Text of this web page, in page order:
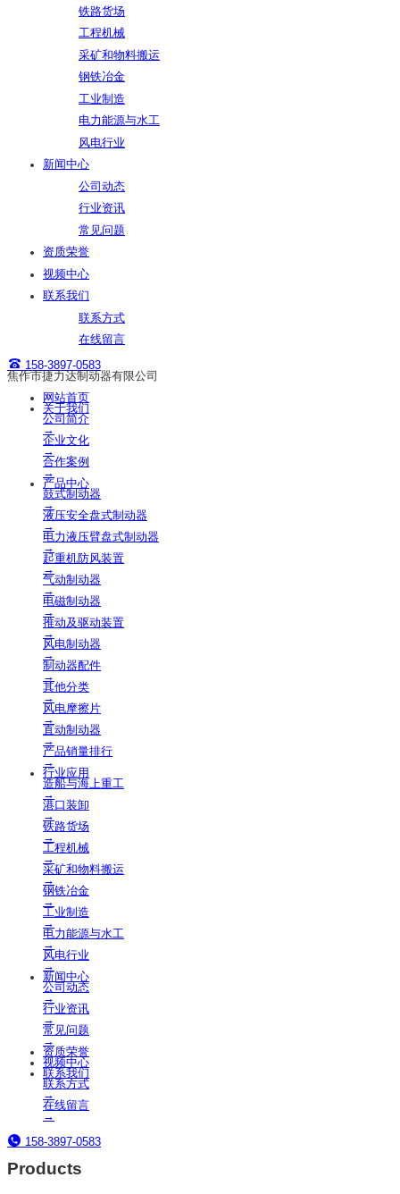
铁路货场
工程机械
采矿和物料搬运
钢铁冶金
工业制造
电力能源与水工
风电行业
新闻中心
公司动态
行业资讯
常见问题
资质荣誉
视频中心
联系我们
联系方式
在线留言
158-3897-0583
焦作市捷力达制动器有限公司
网站首页
关于我们
公司简介
→
企业文化
→
合作案例
→
产品中心
鼓式制动器
→
液压安全盘式制动器
→
电力液压臂盘式制动器
→
起重机防风装置
→
气动制动器
→
电磁制动器
→
推动及驱动装置
→
风电制动器
→
制动器配件
→
其他分类
→
风电摩擦片
→
直动制动器
→
产品销量排行
→
行业应用
造船与海上重工
→
港口装卸
→
铁路货场
→
工程机械
→
采矿和物料搬运
→
钢铁冶金
→
工业制造
→
电力能源与水工
→
风电行业
→
新闻中心
公司动态
→
行业资讯
→
常见问题
→
资质荣誉
视频中心
联系我们
联系方式
→
在线留言
→
158-3897-0583
Products